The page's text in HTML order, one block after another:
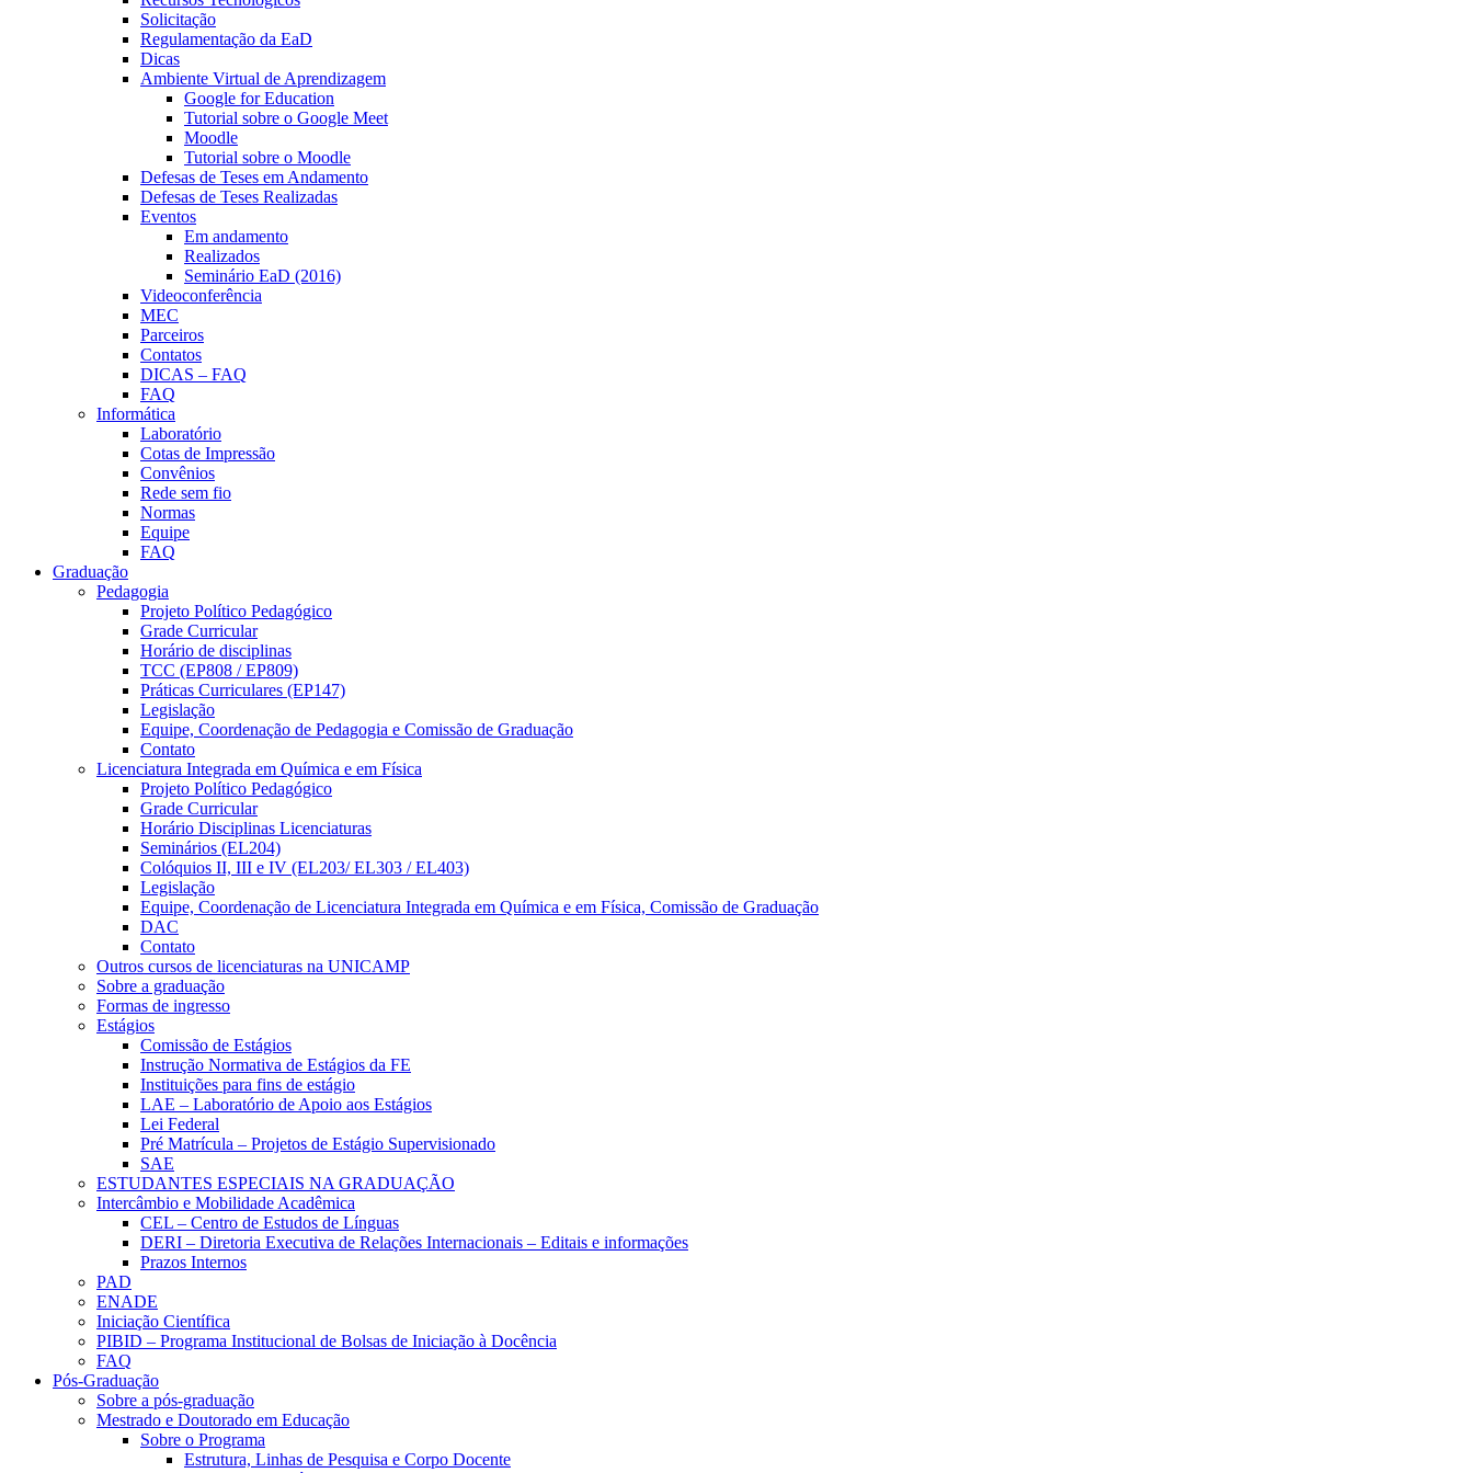
Solicitação
Regulamentação da EaD
Dicas
Ambiente Virtual de Aprendizagem
Google for Education
Tutorial sobre o Google Meet
Moodle
Tutorial sobre o Moodle
Defesas de Teses em Andamento
Defesas de Teses Realizadas
Eventos
Em andamento
Realizados
Seminário EaD (2016)
Videoconferência
MEC
Parceiros
Contatos
DICAS – FAQ
FAQ
Informática
Laboratório
Cotas de Impressão
Convênios
Rede sem fio
Normas
Equipe
FAQ
Graduação
Pedagogia
Projeto Político Pedagógico
Grade Curricular
Horário de disciplinas
TCC (EP808 / EP809)
Práticas Curriculares (EP147)
Legislação
Equipe, Coordenação de Pedagogia e Comissão de Graduação
Contato
Licenciatura Integrada em Química e em Física
Projeto Político Pedagógico
Grade Curricular
Horário Disciplinas Licenciaturas
Seminários (EL204)
Colóquios II, III e IV (EL203/ EL303 / EL403)
Legislação
Equipe, Coordenação de Licenciatura Integrada em Química e em Física, Comissão de Graduação
DAC
Contato
Outros cursos de licenciaturas na UNICAMP
Sobre a graduação
Formas de ingresso
Estágios
Comissão de Estágios
Instrução Normativa de Estágios da FE
Instituições para fins de estágio
LAE – Laboratório de Apoio aos Estágios
Lei Federal
Pré Matrícula – Projetos de Estágio Supervisionado
SAE
ESTUDANTES ESPECIAIS NA GRADUAÇÃO
Intercâmbio e Mobilidade Acadêmica
CEL – Centro de Estudos de Línguas
DERI – Diretoria Executiva de Relações Internacionais – Editais e informações
Prazos Internos
PAD
ENADE
Iniciação Científica
PIBID – Programa Institucional de Bolsas de Iniciação à Docência
FAQ
Pós-Graduação
Sobre a pós-graduação
Mestrado e Doutorado em Educação
Sobre o Programa
Estrutura, Linhas de Pesquisa e Corpo Docente